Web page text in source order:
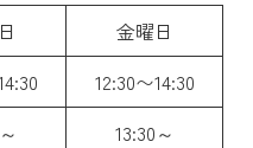
金曜日
12:30〜14:30
13:30～